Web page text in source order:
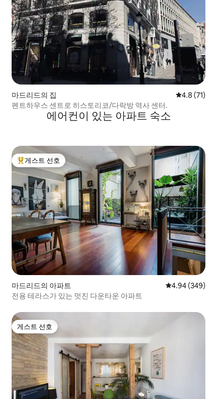
마드리드의 집 평점 4.8점
4.8 (71)
펜트하우스 센트로 히스토리코/다락방 역사 센터.
에어컨이 있는 아파트 숙소
상위 게스트 선호
게스트 선호
마드리드의 아파트 평점 4.94점(5
4.94 (349)
전용 테라스가 있는 멋진 다운타운 아파트
게스트 선호
게스트 선호